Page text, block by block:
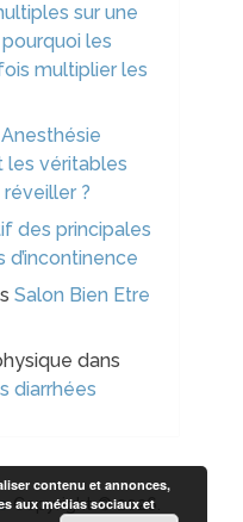
sur une
les
multiplier les
Anesthésie
les véritables
?
des principales
Salon Bien Etre
dans
diarrhées
Copyright © 2026.
contenu et annonces,
aux médias sociaux et